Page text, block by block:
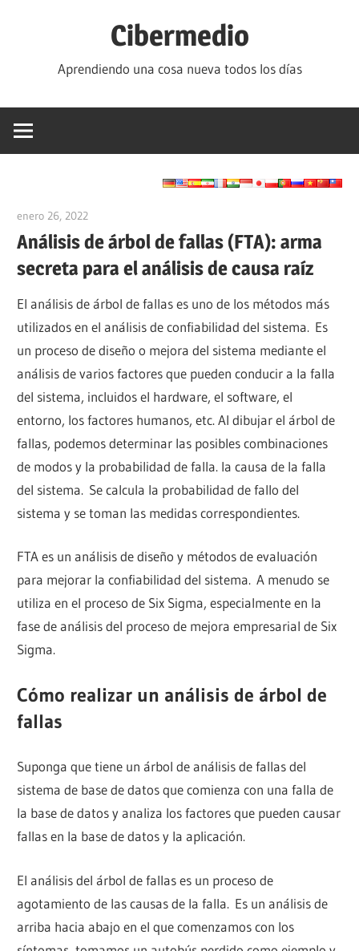
Cibermedio
Aprendiendo una cosa nueva todos los días
enero 26, 2022
Análisis de árbol de fallas (FTA): arma
secreta para el análisis de causa raíz
El análisis de árbol de fallas es uno de los métodos más
utilizados en el análisis de confiabilidad del sistema. Es
un proceso de diseño o mejora del sistema mediante el
análisis de varios factores que pueden conducir a la falla
del sistema, incluidos el hardware, el software, el
entorno, los factores humanos, etc. Al dibujar el árbol de
fallas, podemos determinar las posibles combinaciones
de modos y la probabilidad de falla. la causa de la falla
del sistema. Se calcula la probabilidad de fallo del
sistema y se toman las medidas correspondientes.
FTA es un análisis de diseño y métodos de evaluación
para mejorar la confiabilidad del sistema. A menudo se
utiliza en el proceso de Six Sigma, especialmente en la
fase de análisis del proceso de mejora empresarial de Six
Sigma.
Cómo realizar un análisis de árbol de
fallas
Suponga que tiene un árbol de análisis de fallas del
sistema de base de datos que comienza con una falla de
la base de datos y analiza los factores que pueden causar
fallas en la base de datos y la aplicación.
El análisis del árbol de fallas es un proceso de
agotamiento de las causas de la falla. Es un análisis de
arriba hacia abajo en el que comenzamos con los